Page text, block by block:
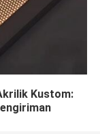
Kustom: